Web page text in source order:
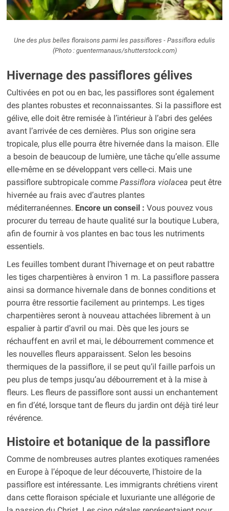
Une des plus belles floraisons parmi les passiflores - Passiflora edulis
(Photo : guentermanaus/shutterstock.com)
Hivernage des passiflores gélives
Cultivées en pot ou en bac, les passiflores sont également
des plantes robustes et reconnaissantes. Si la passiflore est
gélive, elle doit être remisée à l’intérieur à l’abri des gelées
avant l’arrivée de ces dernières. Plus son origine sera
tropicale, plus elle pourra être hivernée dans la maison. Elle
a besoin de beaucoup de lumière, une tâche qu’elle assume
elle-même en se développant vers celle-ci. Mais une
passiflore subtropicale comme Passiflora violacea peut être
hivernée au frais avec d’autres plantes
méditerranéennes. Encore un conseil : Vous pouvez vous
procurer du terreau de haute qualité sur la boutique Lubera,
afin de fournir à vos plantes en bac tous les nutriments
essentiels.
Les feuilles tombent durant l’hivernage et on peut rabattre
les tiges charpentières à environ 1 m. La passiflore passera
ainsi sa dormance hivernale dans de bonnes conditions et
pourra être ressortie facilement au printemps. Les tiges
charpentières seront à nouveau attachées librement à un
espalier à partir d’avril ou mai. Dès que les jours se
réchauffent en avril et mai, le débourrement commence et
les nouvelles fleurs apparaissent. Selon les besoins
thermiques de la passiflore, il se peut qu’il faille parfois un
peu plus de temps jusqu’au débourrement et à la mise à
fleurs. Les fleurs de passiflore sont aussi un enchantement
en fin d’été, lorsque tant de fleurs du jardin ont déjà tiré leur
révérence.
Histoire et botanique de la passiflore
Comme de nombreuses autres plantes exotiques ramenées
en Europe à l’époque de leur découverte, l’histoire de la
passiflore est intéressante. Les immigrants chrétiens virent
dans cette floraison spéciale et luxuriante une allégorie de